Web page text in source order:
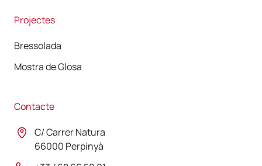
Projectes
Bressolada
Mostra de Glosa
Contacte
C/ Carrer Natura
66000 Perpinyà